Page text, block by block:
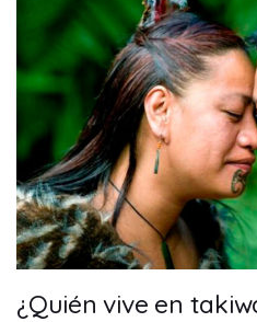
¿Quién vive en